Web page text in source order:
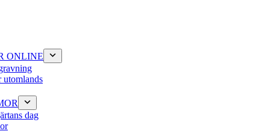
ONLINE
utomlands
dag